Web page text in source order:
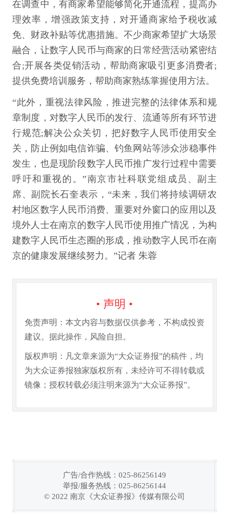
在调查中，有商家希望能够简化开通流程，提高办
理效率，增强政策支持，对开通商家给予税收减
免、财政补贴等优惠措施。不少商家希望扩大场景
融合，让数字人民币与商家的日常经营活动紧密结
合;开展各类促销活动，帮助商家吸引更多消费者;
提供免费培训服务，帮助商家熟练掌握使用方法。
“此外，重视法律风险，推进完整的法律体系和规
章制度，对数字人民币的发行、流通等所有环节进
行规范;解决公众关切，把好数字人民币使用安全
关，防止例如电信诈骗、钓鱼网站等涉众涉稳事件
发生，也是现阶段数字人民币推广发行过程中需要
呼吁和重视的。”南京市社科联党组成员、副主
席、副院长石奎表示，“未来，我们将持续调研农
村地区数字人民币消费、重要对外窗口的应用以及
境外人士在南京的数字人民币使用推广情况，为构
建数字人民币生态圈的形成，推动数字人民币在南
京的健康发展继续努力。”记者 朱蓉
• 声明 •
免责声明：本文内容与数据仅供参考，不构成投资
建议。据此操作，风险自担。
版权声明：凡文章来源为“大众证券报”的稿件，均
为大众证券报独家版权所有，未经许可不得转载或
镜像；授权转载必须注明来源为“大众证券报”。
广告/合作热线：025-86256149
举报/服务热线：025-86256144
© 2022 南京《大众证券报》传媒有限公司
链接复制成功！